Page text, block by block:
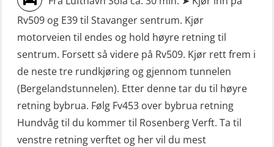
FF48 og FF1000D (OSEBLE004)
Livbåtfører grunnkurs m/E-læring
Konvensjonell livbåt (OSEBLE005)
Livbåtfører konvensjonell livbåt –
grunnleggende (OSE135)
Livbåtfører konvensjonell repetisjon
(OSE1361)
VHF / SRC 2 dager (ORC104)
Videregående sikkerhetsopplæring
for skipsoffiserer (MBS100)
Rv509 og E39 til Stavanger sentrum. Kjør
motorveien til endes og hold høyre retning til
sentrum. Forsett så videre på Rv509. Kjør rett frem i
de neste tre rundkjøring og gjennom tunnelen
(Bergelandstunnelen). Etter denne tar du til høyre
retning bybrua. Følg Fv453 over bybrua retning
Hundvåg til du kommer til Rosenberg Verft. Ta til
venstre retning verftet og her vil du mest